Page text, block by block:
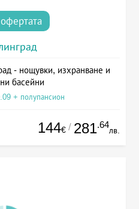
- нощувки, изхранване и
басейни
+ полупансион
144€ / 281.64
лв.